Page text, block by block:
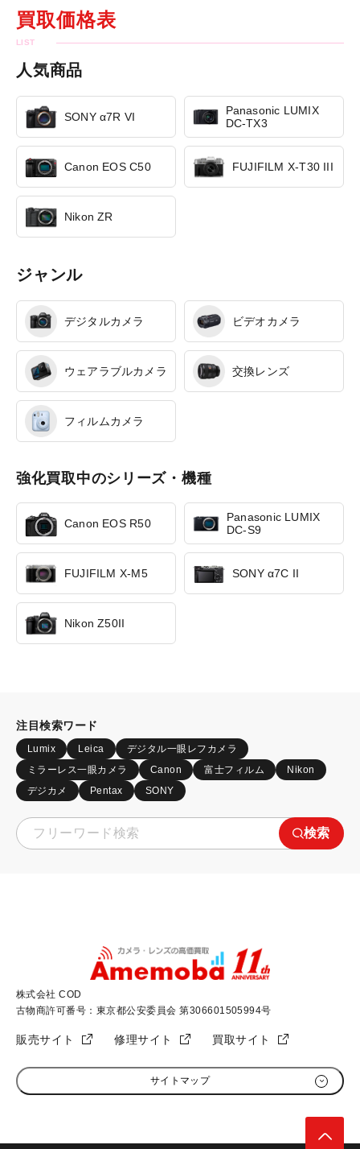
買取価格表
人気商品
SONY α7R VI
Panasonic LUMIX
DC-TX3
Canon EOS C50 FUJIFILM X-T30 III
Nikon ZR
ジャンル
デジタルカメラ ビデオカメラ
ウェアラブルカメラ 交換レンズ
フィルムカメラ
強化買取中のシリーズ・機種
Canon EOS R50
Panasonic LUMIX
DC-S9
FUJIFILM X-M5 SONY α7C II
Nikon Z50II
注目検索ワード
Lumix Leica
デジタル一眼レフカメラ
ミラーレス一眼カメラ
Canon 富士フィルム
Nikon
デジカメ
Pentax SONY
検索
株式会社 COD
古物商許可番号：東京都公安委員会 第306601505994号
販売サイト 修理サイト 買取サイト
サイトマップ